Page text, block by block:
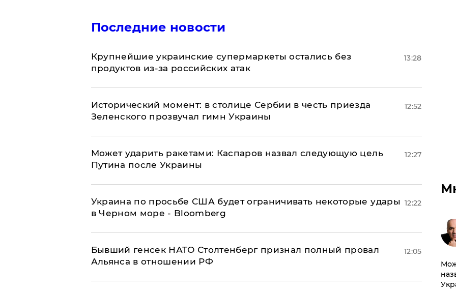
Последние новости
Крупнейшие украинские супермаркеты остались без
продуктов из-за российских атак
13:28
Исторический момент: в столице Сербии в честь приезда
Зеленского прозвучал гимн Украины
12:52
Может ударить ракетами: Каспаров назвал следующую цель
Путина после Украины
12:27
Украина по просьбе США будет ограничивать некоторые удары
в Черном море - Bloomberg
12:22
Бывший генсек НАТО Столтенберг признал полный провал
Альянса в отношении РФ
12:05